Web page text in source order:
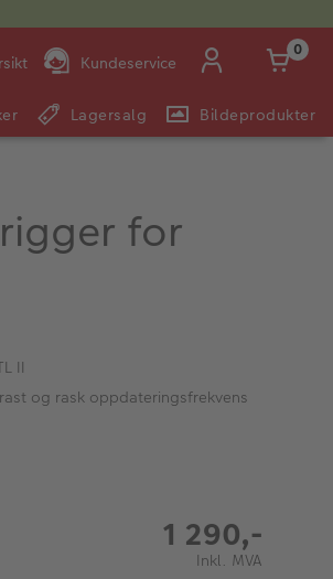
Kundeservice
Man -
09:00 -
14:00 -
0
Lagersalg Bildeprodukter
for
II
og rask oppdateringsfrekvens
1 290,-
Inkl. MVA